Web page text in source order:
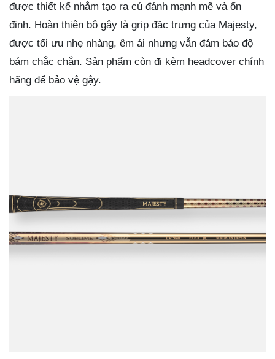
được thiết kế nhằm tạo ra cú đánh mạnh mẽ và ổn
định. Hoàn thiện bộ gậy là grip đặc trưng của Majesty,
được tối ưu nhẹ nhàng, êm ái nhưng vẫn đảm bảo độ
bám chắc chắn. Sản phẩm còn đi kèm headcover chính
hãng để bảo vệ gậy.